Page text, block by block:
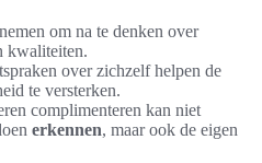
om na te denken over
kwaliteiten.
over zichzelf helpen de
te versterken.
complimenteren kan niet
erkennen, maar ook de eigen